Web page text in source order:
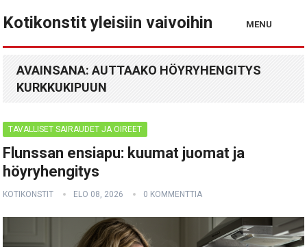
Kotikonstit yleisiin vaivoihin MENU
AVAINSANA:AUTTAAKO HÖYRYHENGITYS
KURKKUKIPUUN
TAVALLISET SAIRAUDET JA OIREET
Flunssan ensiapu: kuumat juomat ja
höyryhengitys
KOTIKONSTIT ELO 08, 2026 0 KOMMENTTIA